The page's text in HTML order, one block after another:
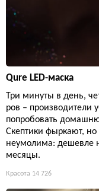
Qure LED-маска
Три минуты в день,
ров – производители
попробовать
Скептики фыркают, но
неумолима: дешевле
месяцы.
Красота 14 726